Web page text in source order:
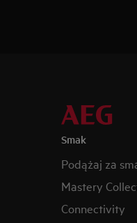
Smak
Podążaj za
Mastery
Connectivity